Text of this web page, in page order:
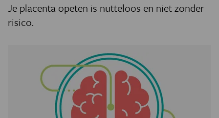
Je placenta opeten is nutteloos en niet zonder
risico.